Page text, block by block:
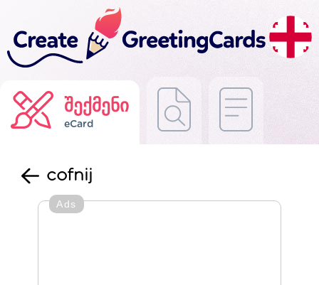
შექმენი
eCard
cofnij
Ads